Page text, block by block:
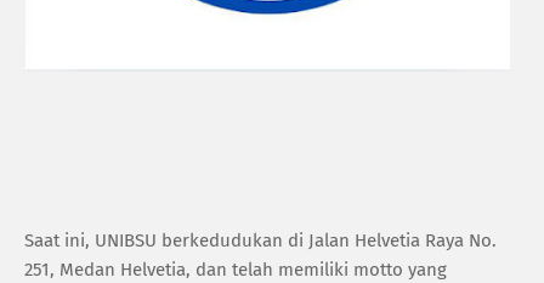
Saat ini, UNIBSU berkedudukan di Jalan Helvetia Raya No.
251, Medan Helvetia, dan telah memiliki motto yang